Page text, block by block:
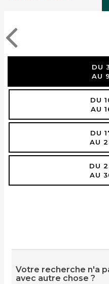
DU
AU
DU
AU
DU
AU
DU
AU
Votre recherche n'a
avec autre chose ?